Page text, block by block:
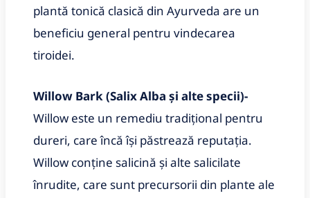
plantă tonică clasică din Ayurveda are un
beneficiu general pentru vindecarea
tiroidei.
Willow Bark (Salix Alba și alte specii)-
Willow este un remediu tradițional pentru
dureri, care încă își păstrează reputația.
Willow conține salicină și alte salicilate
înrudite, care sunt precursorii din plante ale